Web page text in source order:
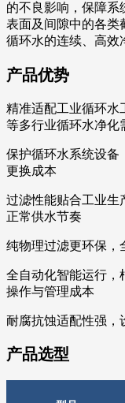
的不良影响，保障系
表面及间隙中的各类
循环水的连续、高效
产品优势
精准适配工业循环水
等多行业循环水净化
保护循环水系统设备
更换成本
过滤性能贴合工业生
正常供水节奏
纯物理过滤更环保，
全自动化智能运行，
操作与管理成本
耐腐抗蚀适配性强，
产品选型